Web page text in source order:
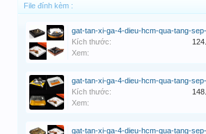
File đính kèm :
gat-tan-xi-ga-4-dieu-hcm-qua-tang-
Kích thước:
Xem:
gat-tan-xi-ga-4-dieu-hcm-qua-tang-
Kích thước:
Xem:
gat-tan-xi-ga-4-dieu-hcm-qua-tang-